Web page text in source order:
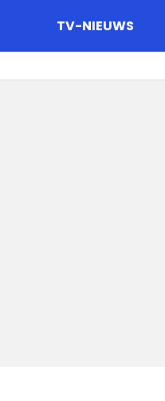
TV-NIEUWS